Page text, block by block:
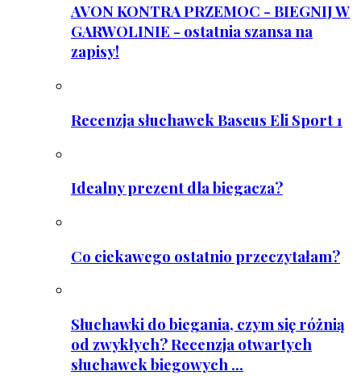
AVON KONTRA PRZEMOC - BIEGNIJ W
GARWOLINIE - ostatnia szansa na
zapisy!
Recenzja słuchawek Baseus Eli Sport 1
Idealny prezent dla biegacza?
Co ciekawego ostatnio przeczytałam?
Słuchawki do biegania, czym się różnią
od zwykłych? Recenzja otwartych
słuchawek biegowych ...